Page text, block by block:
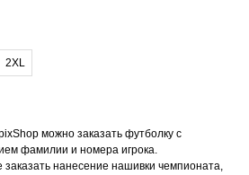
2XL
можно заказать футболку с
фамилии и номера игрока.
нанесение нашивки чемпионата,